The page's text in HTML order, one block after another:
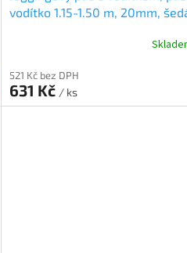
vodítko 1.15-1.50 m, 20mm,
521 Kč bez DPH
631 Kč / ks